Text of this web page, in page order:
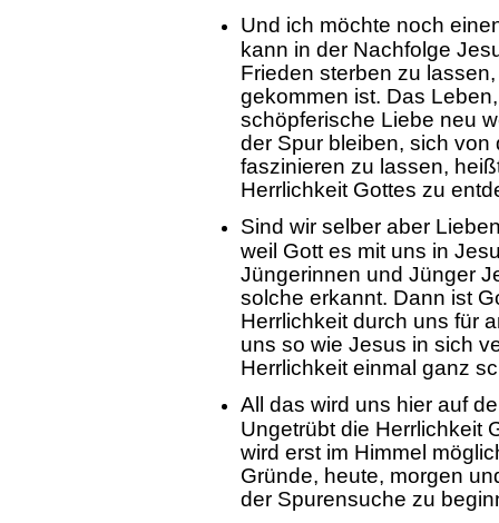
Und ich möchte noch
kann in der Nachfolge
Frieden sterben zu
gekommen ist. Das
schöpferische Liebe neu
der Spur bleiben, sich von
faszinieren zu lassen,
Herrlichkeit Gottes zu
Sind wir selber aber
weil Gott es mit uns in
Jüngerinnen und Jünger
solche erkannt. Dann ist
Herrlichkeit durch uns für
uns so wie Jesus in sich
Herrlichkeit einmal ganz
All das wird uns hier auf
Ungetrübt die Herrlichkeit
wird erst im Himmel
Gründe, heute, morgen
der Spurensuche zu